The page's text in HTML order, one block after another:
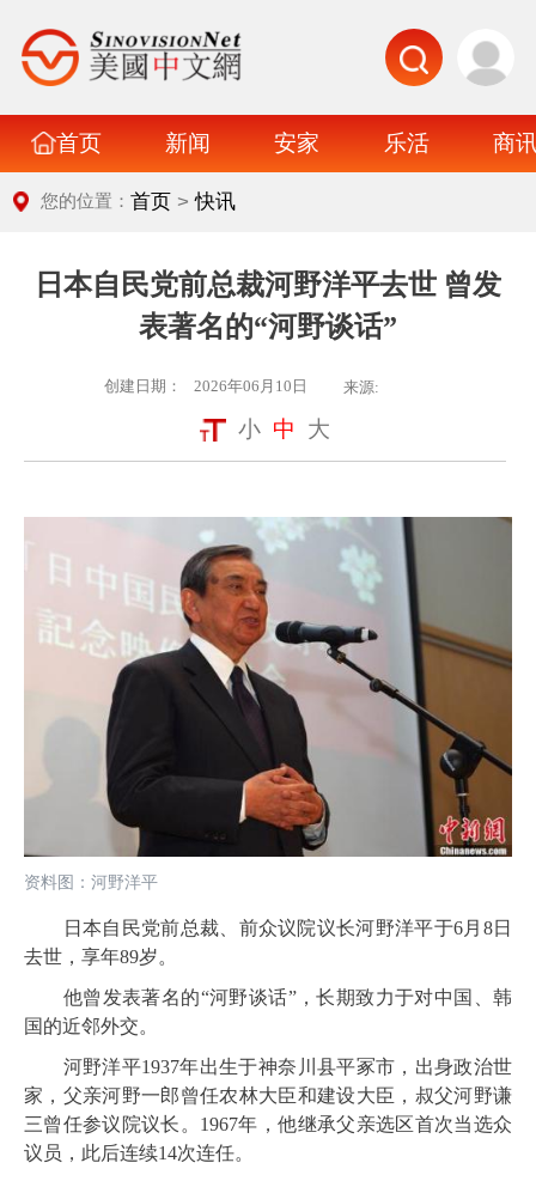
首页 新闻 安家 乐活 商
您的位置：首页 >快讯
日本自民党前总裁河野洋平去世 曾发
表著名的“河野谈话”
创建日期： 2026年06月10日 来源:
小 中 大
资料图：河野洋平
日本自民党前总裁、前众议院议长河野洋平于6月8日
去世，享年89岁。
他曾发表著名的“河野谈话”，长期致力于对中国、韩
国的近邻外交。
河野洋平1937年出生于神奈川县平冢市，出身政治世
家，父亲河野一郎曾任农林大臣和建设大臣，叔父河野谦
三曾任参议院议长。1967年，他继承父亲选区首次当选众
议员，此后连续14次连任。